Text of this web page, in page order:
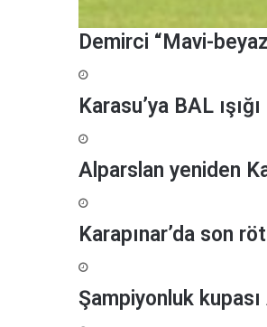
Demirci “Mavi-
Karasu’ya BAL ışığı
Alparslan yeniden
Karapınar’da son
Şampiyonluk kupası